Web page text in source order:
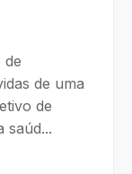
de
de uma
de
saúd...